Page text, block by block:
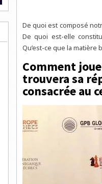
De quoi est composé
De quoi est-elle
Qu’est-ce que la
Comment
trouvera sa
consacrée au